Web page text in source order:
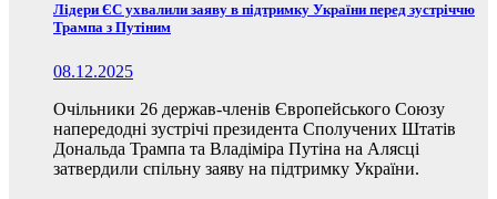
Лідери ЄС ухвалили заяву в підтримку України перед зустріччю
Трампа з Путіним
08.12.2025
Очільники 26 держав-членів Європейського Союзу
напередодні зустрічі президента Сполучених Штатів
Дональда Трампа та Владіміра Путіна на Алясці
затвердили спільну заяву на підтримку України.